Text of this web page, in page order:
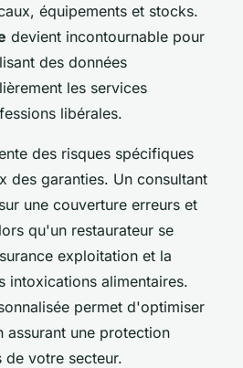
équipements et stocks.
devient incontournable pour
des données
les services
libérales.
des risques spécifiques
des garanties. Un consultant
une couverture erreurs et
qu'un restaurateur se
exploitation et la
intoxications alimentaires.
permet d'optimiser
assurant une protection
de votre secteur.